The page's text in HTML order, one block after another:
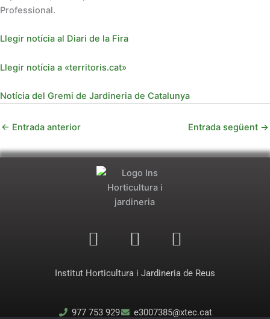
Professional.
Llegir notícia al Diari de la Fira
Llegir notícia a «territoris.cat»
Notícia del Gremi de Jardineria de Catalunya
← Entrada anterior Entrada següent →
F
a
c
I
n
s
Y
o
u
Institut Horticultura i Jardineria de Reus
977 753 929 e3007385@xtec.cat